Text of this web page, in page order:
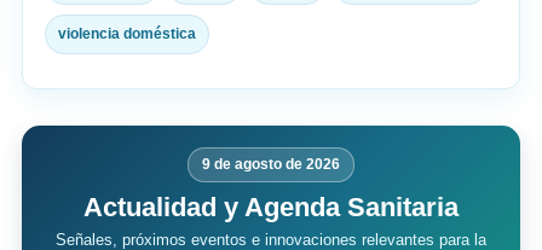
violencia doméstica
9 de agosto de 2026
Actualidad y Agenda Sanitaria
Señales, próximos eventos e innovaciones relevantes para la